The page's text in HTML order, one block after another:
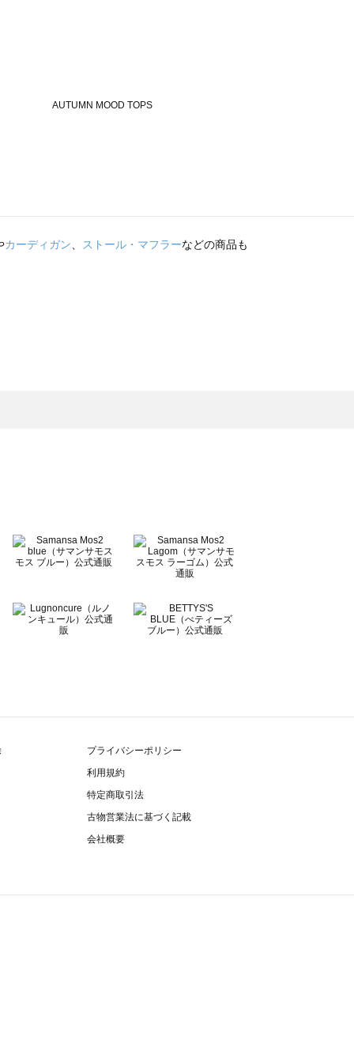
カーディガン ストール・マフラーなどの商品も
プライバシーポリシー
利用規約
特定商取引法
古物営業法に基づく記載
会社概要